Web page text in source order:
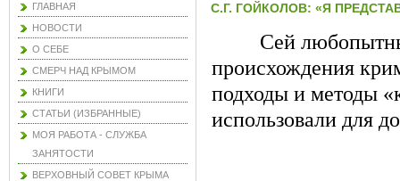
ГЛАВНАЯ
НОВОСТИ
О СЕБЕ
СМЕРЧ НАД КРЫМОМ
КНИГИ
СТАТЬИ (ИЗБРАННЫЕ)
МОЯ РАБОТА - СЛУЖБА
ЗАНЯТОСТИ
ВЕРХОВНЫЙ СОВЕТ КРЫМА
С.Г. ГОЙКОЛОВ: «Я
Сей
происхождения
подходы и методы
использовали для